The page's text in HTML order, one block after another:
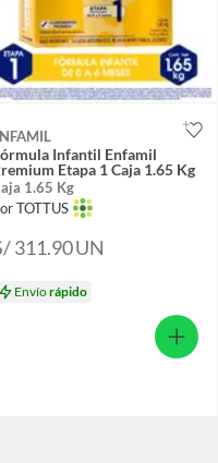
Infantil Enfamil
Etapa 1 Caja 1.65 Kg
1.65 Kg
TOTTUS
311.90UN
Envíorápido